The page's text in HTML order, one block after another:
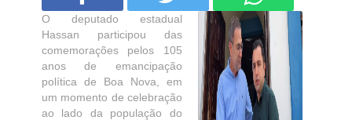
O deputado estadual
Hassan participou das
comemorações pelos 105
anos de emancipação
política de Boa Nova, em
um momento de celebração
ao lado da população do